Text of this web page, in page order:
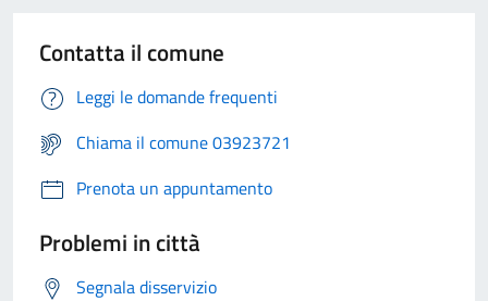
Contatta il comune
Leggi le domande frequenti
Chiama il comune 03923721
Prenota un appuntamento
Problemi in città
Segnala disservizio